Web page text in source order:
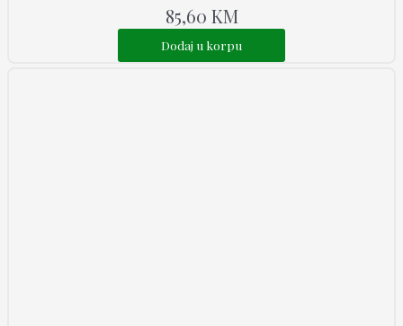
85,60 KM
Dodaj u korpu